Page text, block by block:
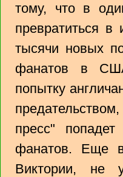
тому, что в
превратиться в
тысячи новых
фанатов в
попытку
пресс"
фанатов. Еще
Виктории, не